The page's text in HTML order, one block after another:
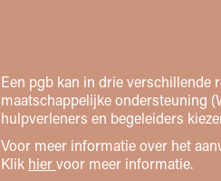
Een pgb kan in drie verschillende
maatschappelijke ondersteuning
hulpverleners en begeleiders
Voor meer informatie over het
Klik hiervoor meer informatie.